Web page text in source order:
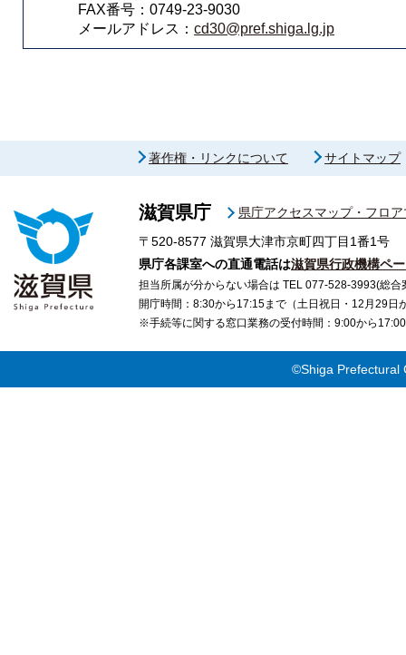
FAX番号：0749-23-9030
メールアドレス： cd30@pref.shiga.lg.jp
著作権・リンクについて サイトマップ
滋賀県庁
県庁アクセスマップ・フロ
〒520-8577 滋賀県大津市京町四丁目1番1号
県庁各課室への直通電話は滋賀県行政機構ペ
担当所属が分からない場合は TEL 077-528-3993(総合
開庁時間：8:30から17:15まで（土日祝日・12月29日
※手続等に関する窓口業務の受付時間：9:00から
©Shiga Prefectural